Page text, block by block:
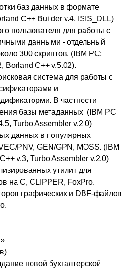
баз данных в формате
C++ Builder v.4, ISIS_DLL)
пользователя для работы с
данными - отдельный
300 скриптов. (IBM PC;
Borland C++ v.5.02).
система для работы с
и
В частности
базы метаданных. (IBM PC;
Turbo Assembler v.2.0)
данных в популярных
PNV, GEN/GPN, MOSS. (IBM
v.3, Turbo Assembler v.2.0)
утилит для
на C, CLIPPER, FoxPro.
графических и DBF-файлов
новой бухгалтерской